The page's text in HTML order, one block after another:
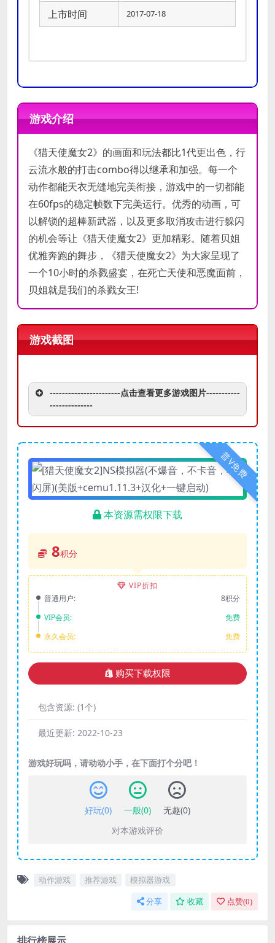
上市时间 2017-07-18
配置
显卡:GTX 750Ti
存储空间:需要 20 GB 可用空间
附注事项: 1080p, 16:9
recommended
游戏介绍
《猎天使魔女2》的画面和玩法都比1代更出色，行
云流水般的打击combo得以继承和加强。每一个
动作都能天衣无缝地完美衔接，游戏中的一切都能
在60fps的稳定帧数下完美运行。优秀的动画，可
以解锁的超棒新武器，以及更多取消攻击进行躲闪
的机会等让《猎天使魔女2》更加精彩。随着贝姐
优雅奔跑的舞步，《猎天使魔女2》为大家呈现了
一个10小时的杀戮盛宴，在死亡天使和恶魔面前，
贝姐就是我们的杀戮女王!
游戏截图
-----------------------点击查看更多游戏图片-----------
--------------
普V免费
本资源需权限下载
8积分
VIP折扣
普通用户:
8积分
VIP会员:
免费
永久会员:
免费
购买下载权限
包含资源: (1个)
最近更新: 2022-10-23
游戏好玩吗，请动动小手，在下面打个分吧！
好玩(0) 一般(0) 无趣(0)
对本游戏评价
动作游戏 推荐游戏 模拟器游戏
分享 收藏 点赞(0)